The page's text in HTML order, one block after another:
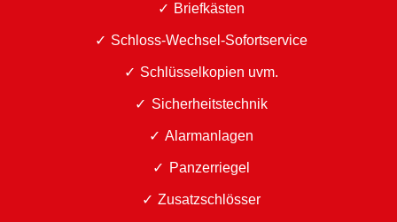
Briefkästen
Schloss-Wechsel-Sofortservice
Schlüsselkopien uvm.
Sicherheitstechnik
Alarmanlagen
Panzerriegel
Zusatzschlösser